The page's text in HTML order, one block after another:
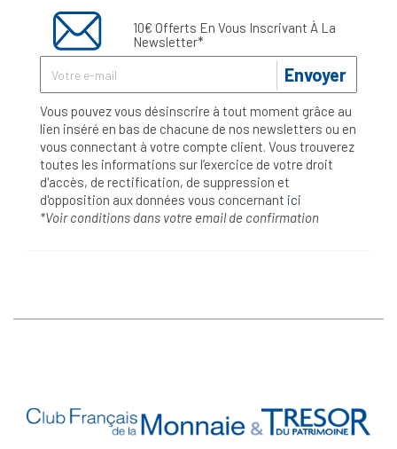
10€ Offerts En Vous Inscrivant À La
Newsletter*
Envoyer
Vous pouvez vous désinscrire à tout moment grâce au
lien inséré en bas de chacune de nos newsletters ou en
vous connectant à votre compte client. Vous trouverez
toutes les informations sur l’exercice de votre droit
d'accès, de rectification, de suppression et
d'opposition aux données vous concernant ici
*Voir conditions dans votre email de confirmation